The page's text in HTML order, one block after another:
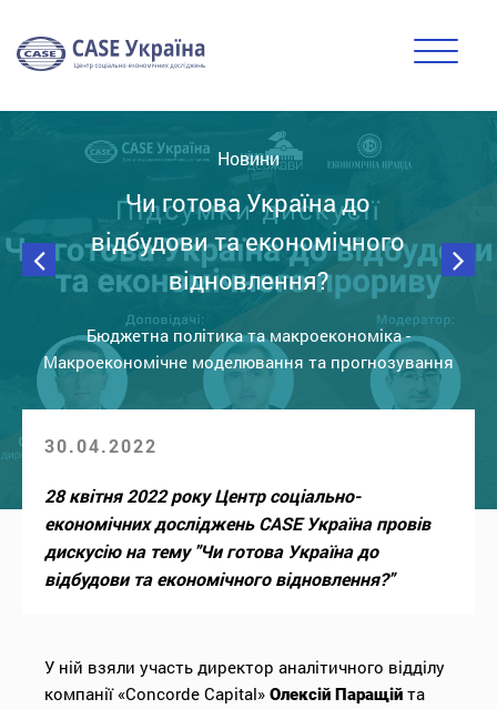
Новини
Чи готова Україна до
відбудови та економічного
відновлення?
Бюджетна політика та макроекономіка-
Макроекономічне моделювання та прогнозування
30.04.2022
28 квітня 2022 року Центр соціально-
економічних досліджень CASE Україна провів
дискусію на тему "Чи готова Україна до
відбудови та економічного відновлення?"
У ній взяли участь директор аналітичного відділу
компанії «Concorde Capital» Олексій Паращій та